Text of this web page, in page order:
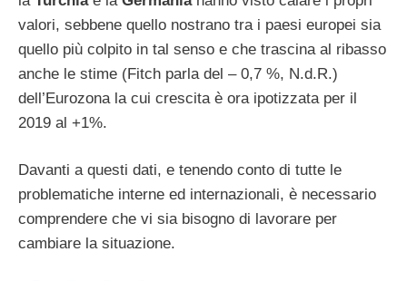
valori, sebbene quello nostrano tra i paesi europei sia
quello più colpito in tal senso e che trascina al ribasso
anche le stime (Fitch parla del – 0,7 %, N.d.R.)
dell’Eurozona la cui crescita è ora ipotizzata per il
2019 al +1%.
Davanti a questi dati, e tenendo conto di tutte le
problematiche interne ed internazionali, è necessario
comprendere che vi sia bisogno di lavorare per
cambiare la situazione.